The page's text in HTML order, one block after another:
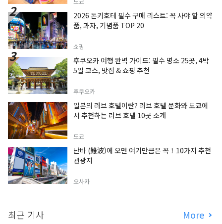
2026 돈키호테 필수 구매 리스트: 꼭 사야 할 의약
품, 과자, 기념품 TOP 20
쇼핑
후쿠오카 여행 완벽 가이드: 필수 명소 25곳, 4박
5일 코스, 맛집 & 쇼핑 추천
후쿠오카
일본의 러브 호텔이란? 러브 호텔 문화와 도쿄에
서 추천하는 러브 호텔 10곳 소개
도쿄
난바 (難波)에 오면 여기만큼은 꼭！10가지 추천
관광지
오사카
최근 기사 More